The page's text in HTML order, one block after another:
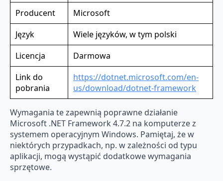
Producent
Microsoft
Język
Wiele języków, w tym polski
Licencja
Darmowa
Link do
pobrania
https://dotnet.microsoft.com/en-
us/download/dotnet-framework
Wymagania te zapewnią poprawne działanie
Microsoft .NET Framework 4.7.2 na komputerze z
systemem operacyjnym Windows. Pamiętaj, że w
niektórych przypadkach, np. w zależności od typu
aplikacji, mogą wystąpić dodatkowe wymagania
sprzętowe.